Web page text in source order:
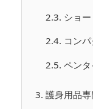
2.3. ショ
2.4. コン
2.5. ペン
3. 護身用品